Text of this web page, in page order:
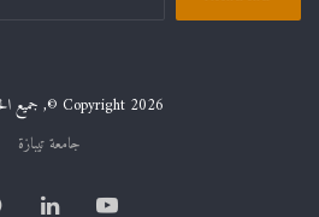
جميع الحقوق محفوظة ,© Copyright 2026
جامعة تيبازة
FacebookLinkedinYouTube